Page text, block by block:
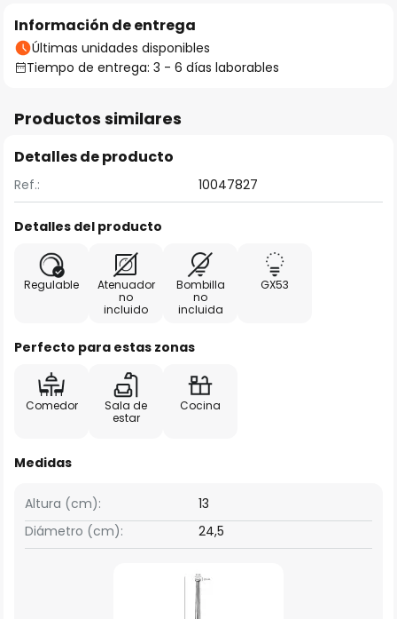
Información de entrega
Últimas unidades disponibles
Tiempo de entrega: 3 - 6 días laborables
Productos similares
Detalles de producto
Ref.: 10047827
Detalles del producto
Regulable
Atenuador
no
incluido
Bombilla
no
incluida
GX53
Perfecto para estas zonas
Comedor
Sala de
estar
Cocina
Medidas
Altura (cm):
13
Diámetro (cm):
24,5